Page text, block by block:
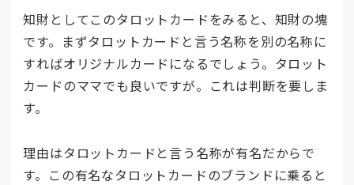
知財としてこのタロットカードをみると、知財の塊
です。まずタロットカードと言う名称を別の名称に
すればオリジナルカードになるでしょう。タロット
カードのママでも良いですが。これは判断を要しま
す。
理由はタロットカードと言う名称が有名だからで
す。この有名なタロットカードのブランドに乗ると